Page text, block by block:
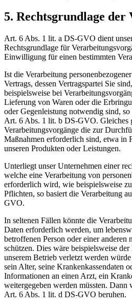
5. Rechtsgrundlage der
Art. 6 Abs. 1 lit. a DS-GVO dient
Rechtsgrundlage für
Einwilligung für einen bestimmten
Ist die Verarbeitung
Vertrags, dessen Vertragspartei Sie
beispielsweise bei
Lieferung von Waren oder die
oder Gegenleistung notwendig sind,
Art. 6 Abs. 1 lit. b DS-GVO. Gleiches
Verarbeitungsvorgänge die zur
Maßnahmen erforderlich sind, etwa in
unseren Produkten oder Leistungen.
Unterliegt unser Unternehmen einer
welche eine Verarbeitung von
erforderlich wird, wie beispielsweise
Pflichten, so basiert die Verarbeitung
GVO.
In seltenen Fällen könnte die
Daten erforderlich werden, um
betroffenen Person oder einer anderen
schützen. Dies wäre beispielsweise
unserem Betrieb verletzt werden
sein Alter, seine Krankenkassendaten
Informationen an einen Arzt, ein
weitergegeben werden müssten. Dann
Art. 6 Abs. 1 lit. d DS-GVO beruhen.